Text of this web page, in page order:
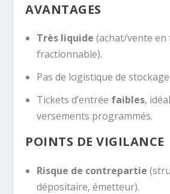
AVANTAGES
Très liquide (achat/vente en
fractionnable).
Pas de logistique de stockage
Tickets d’entrée faibles,
versements programmés.
POINTS DE VIGILANCE
Risque de contrepartie
dépositaire, émetteur).